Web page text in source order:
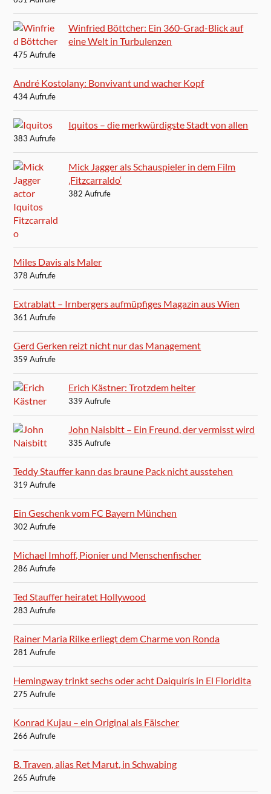
Winfried Böttcher: Ein 360-Grad-Blick auf
eine Welt in Turbulenzen
475 Aufrufe
André Kostolany: Bonvivant und wacher Kopf
434 Aufrufe
Iquitos – die merkwürdigste Stadt von allen
383 Aufrufe
Mick Jagger als Schauspieler in dem Film
‚Fitzcarraldo‘
382 Aufrufe
Miles Davis als Maler
378 Aufrufe
Extrablatt – Irnbergers aufmüpfiges Magazin aus Wien
361 Aufrufe
Gerd Gerken reizt nicht nur das Management
359 Aufrufe
Erich Kästner: Trotzdem heiter
339 Aufrufe
John Naisbitt – Ein Freund, der vermisst wird
335 Aufrufe
Teddy Stauffer kann das braune Pack nicht ausstehen
319 Aufrufe
Ein Geschenk vom FC Bayern München
302 Aufrufe
Michael Imhoff, Pionier und Menschenfischer
286 Aufrufe
Ted Stauffer heiratet Hollywood
283 Aufrufe
Rainer Maria Rilke erliegt dem Charme von Ronda
281 Aufrufe
Hemingway trinkt sechs oder acht Daiquirís in El Floridita
275 Aufrufe
Konrad Kujau – ein Original als Fälscher
266 Aufrufe
B. Traven, alias Ret Marut, in Schwabing
265 Aufrufe